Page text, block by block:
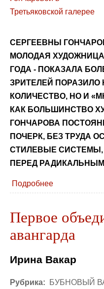
СЕРГЕЕВНЫ
МОЛОДАЯ
ГОДА - ПОКАЗАЛА
ЗРИТЕЛЕЙ ПОРАЗИЛО
КОЛИЧЕСТВО, НО И
КАК БОЛЬШИНСТВО
ГОНЧАРОВА
ПОЧЕРК, БЕЗ ТРУДА
СТИЛЕВЫЕ
ПЕРЕД
Подробнее
Первое
авангарда
Ирина Вакар
Рубрика: БУБНОВЫЙ